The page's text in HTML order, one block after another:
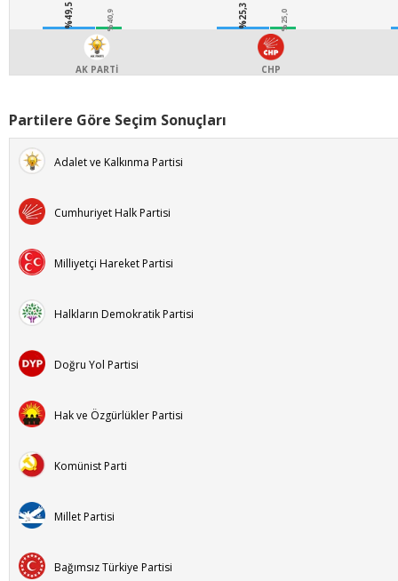
%49,5 %40,9
AK PARTİ
%25,3 %25,0
CHP
Partilere Göre Seçim Sonuçları
Adalet ve Kalkınma Partisi
Cumhuriyet Halk Partisi
Milliyetçi Hareket Partisi
Halkların Demokratik Partisi
Doğru Yol Partisi
Hak ve Özgürlükler Partisi
Komünist Parti
Millet Partisi
Bağımsız Türkiye Partisi